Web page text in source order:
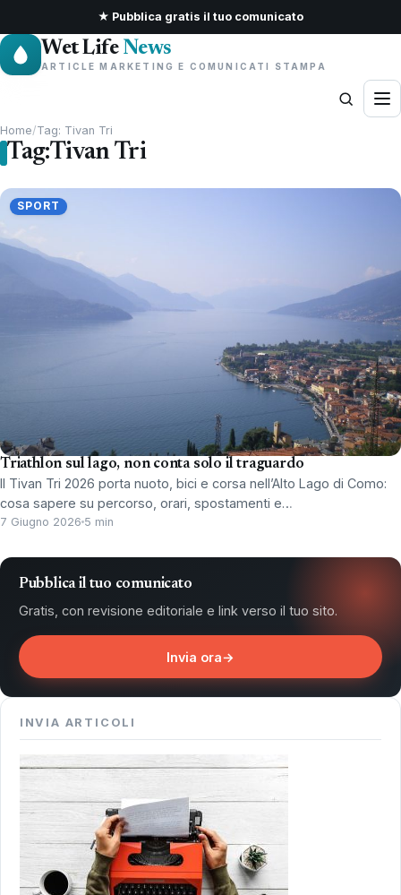
★ Pubblica gratis il tuo comunicato
Wet Life News
ARTICLE MARKETING E COMUNICATI STAMPA
Home/Tag: Tivan Tri
Tag:Tivan Tri
SPORT
Triathlon sul lago, non conta solo il traguardo
Il Tivan Tri 2026 porta nuoto, bici e corsa nell’Alto Lago di Como:
cosa sapere su percorso, orari, spostamenti e…
7 Giugno 2026 5 min
Pubblica il tuo comunicato
Gratis, con revisione editoriale e link verso il tuo sito.
Invia ora→
INVIA ARTICOLI